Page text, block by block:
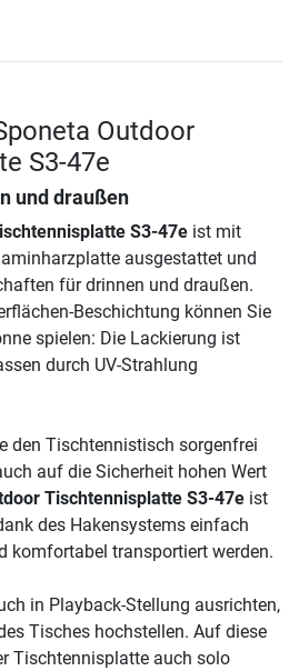
Outdoor
S3-47e
und draußen
S3-47e ist mit
ausgestattet und
für drinnen und draußen.
Beschichtung können Sie
spielen: Die Lackierung ist
durch UV-Strahlung
den Tischtennistisch sorgenfrei
auf die Sicherheit hohen Wert
Tischtennisplatte S3-47e ist
des Hakensystems einfach
komfortabel transportiert werden.
in Playback-Stellung ausrichten,
Tisches hochstellen. Auf diese
Tischtennisplatte auch solo